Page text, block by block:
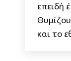
επειδή
και το